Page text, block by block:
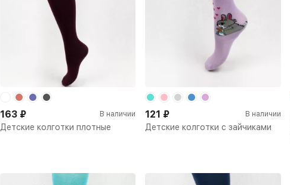
Детские колготки плотные
163 ₽ В наличии
Детские колготки с зайчиками
121 ₽ В наличии